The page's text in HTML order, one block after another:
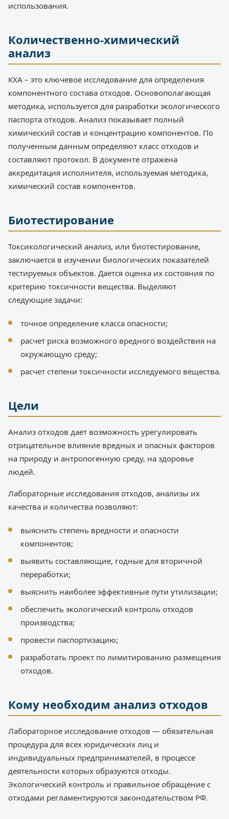
использования.
Количественно-химический
анализ
КХА – это ключевое исследование для определения
компонентного состава отходов. Основополагающая
методика, используется для разработки экологического
паспорта отходов. Анализ показывает полный
химический состав и концентрацию компонентов. По
полученным данным определяют класс отходов и
составляют протокол. В документе отражена
аккредитация исполнителя, используемая методика,
химический состав компонентов.
Биотестирование
Токсикологический анализ, или биотестирование,
заключается в изучении биологических показателей
тестируемых объектов. Дается оценка их состояния по
критерию токсичности вещества. Выделяют
следующие задачи:
точное определение класса опасности;
расчет риска возможного вредного воздействия на
окружающую среду;
расчет степени токсичности исследуемого вещества.
Цели
Анализ отходов дает возможность урегулировать
отрицательное влияние вредных и опасных факторов
на природу и антропогенную среду, на здоровье
людей.
Лабораторные исследования отходов, анализы их
качества и количества позволяют:
выяснить степень вредности и опасности
компонентов;
выявить составляющие, годные для вторичной
переработки;
выяснить наиболее эффективные пути утилизации;
обеспечить экологический контроль отходов
производства;
провести паспортизацию;
разработать проект по лимитированию размещения
отходов.
Кому необходим анализ отходов
Лабораторное исследование отходов — обязательная
процедура для всех юридических лиц и
индивидуальных предпринимателей, в процессе
деятельности которых образуются отходы.
Экологический контроль и правильное обращение с
отходами регламентируются законодательством РФ.